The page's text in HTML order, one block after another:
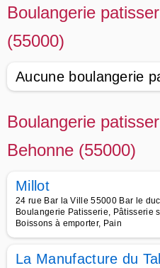
Boulangerie
(55000)
Aucune boulangerie
Boulangerie
Behonne (55000)
Millot
24 rue Bar la Ville 55000 Bar le
Boulangerie Patisserie, Pâtisserie
Boissons à emporter, Pain
La Manufacture du